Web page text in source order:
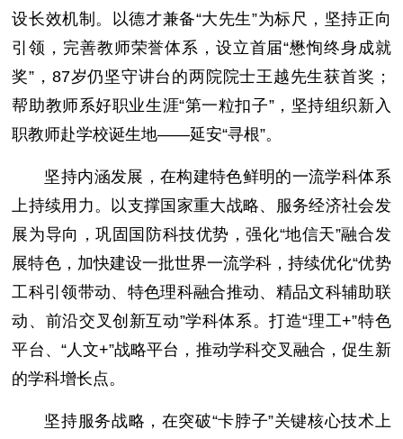
设长效机制。以德才兼备“大先生”为标尺，坚持正向
引领，完善教师荣誉体系，设立首届“懋恂终身成就
奖”，87岁仍坚守讲台的两院院士王越先生获首奖；
帮助教师系好职业生涯“第一粒扣子”，坚持组织新入
职教师赴学校诞生地——延安“寻根”。
坚持内涵发展，在构建特色鲜明的一流学科体系
上持续用力。以支撑国家重大战略、服务经济社会发
展为导向，巩固国防科技优势，强化“地信天”融合发
展特色，加快建设一批世界一流学科，持续优化“优势
工科引领带动、特色理科融合推动、精品文科辅助联
动、前沿交叉创新互动”学科体系。打造“理工+”特色
平台、“人文+”战略平台，推动学科交叉融合，促生新
的学科增长点。
坚持服务战略，在突破“卡脖子”关键核心技术上